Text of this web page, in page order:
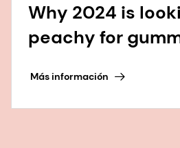
Why 2024 is
peachy for
Más información